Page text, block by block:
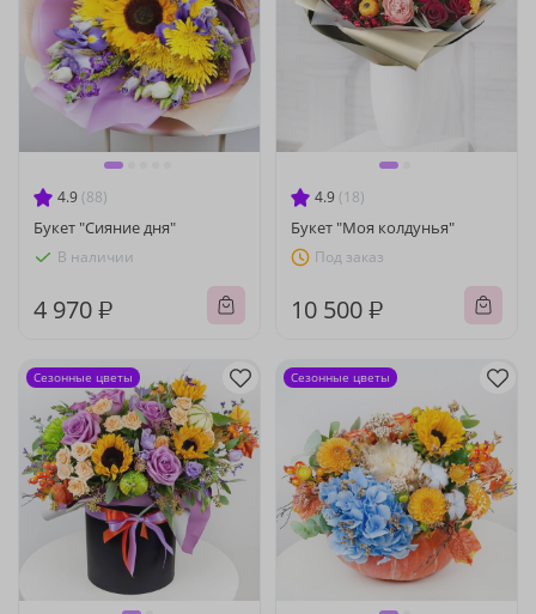
4.9 (88)
Букет "Сияние дня"
В наличии
4 970 ₽
4.9 (18)
Букет "Моя колдунья"
Под заказ
10 500 ₽
Сезонные цветы Сезонные цветы